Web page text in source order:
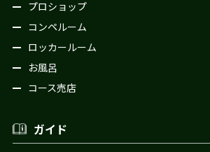
プロショップ
コンペルーム
ロッカールーム
お風呂
コース売店
ガイド